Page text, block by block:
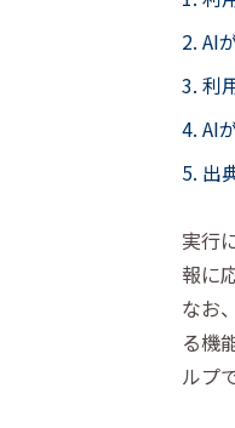
AI
利
AI
出
実行
報に
なお
る機
ルプ